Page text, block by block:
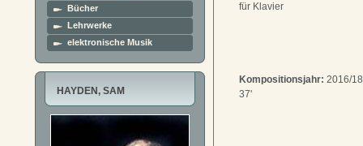
Bücher
Lehrwerke
elektronische Musik
HAYDEN, SAM
für Klavier
Kompositionsjahr: 2016/
37'